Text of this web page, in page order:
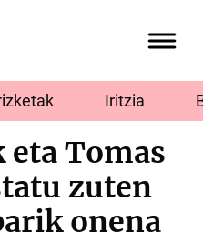
Iritzia
Tomas
zuten
onena